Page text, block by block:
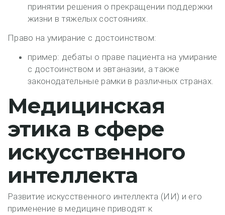
принятии решения о прекращении поддержки
жизни в тяжелых состояниях.
Право на умирание с достоинством:
пример: дебаты о праве пациента на умирание
с достоинством и эвтаназии, а также
законодательные рамки в различных странах.
Медицинская
этика в сфере
искусственного
интеллекта
Развитие искусственного интеллекта (ИИ) и его
применение в медицине приводят к